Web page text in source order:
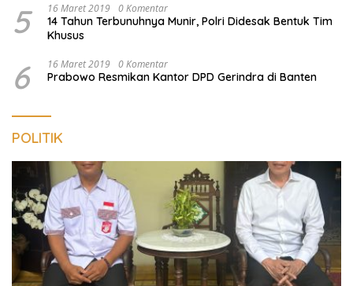
5 16 Maret 2019 0 Komentar
14 Tahun Terbunuhnya Munir, Polri Didesak Bentuk Tim
Khusus
6 16 Maret 2019 0 Komentar
Prabowo Resmikan Kantor DPD Gerindra di Banten
POLITIK